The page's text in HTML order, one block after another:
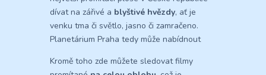
dívat na zářivé a blyštivé hvězdy, ať je
venku tma či světlo, jasno či zamračeno.
Planetárium Praha tedy může nabídnout
Kromě toho zde můžete sledovat filmy